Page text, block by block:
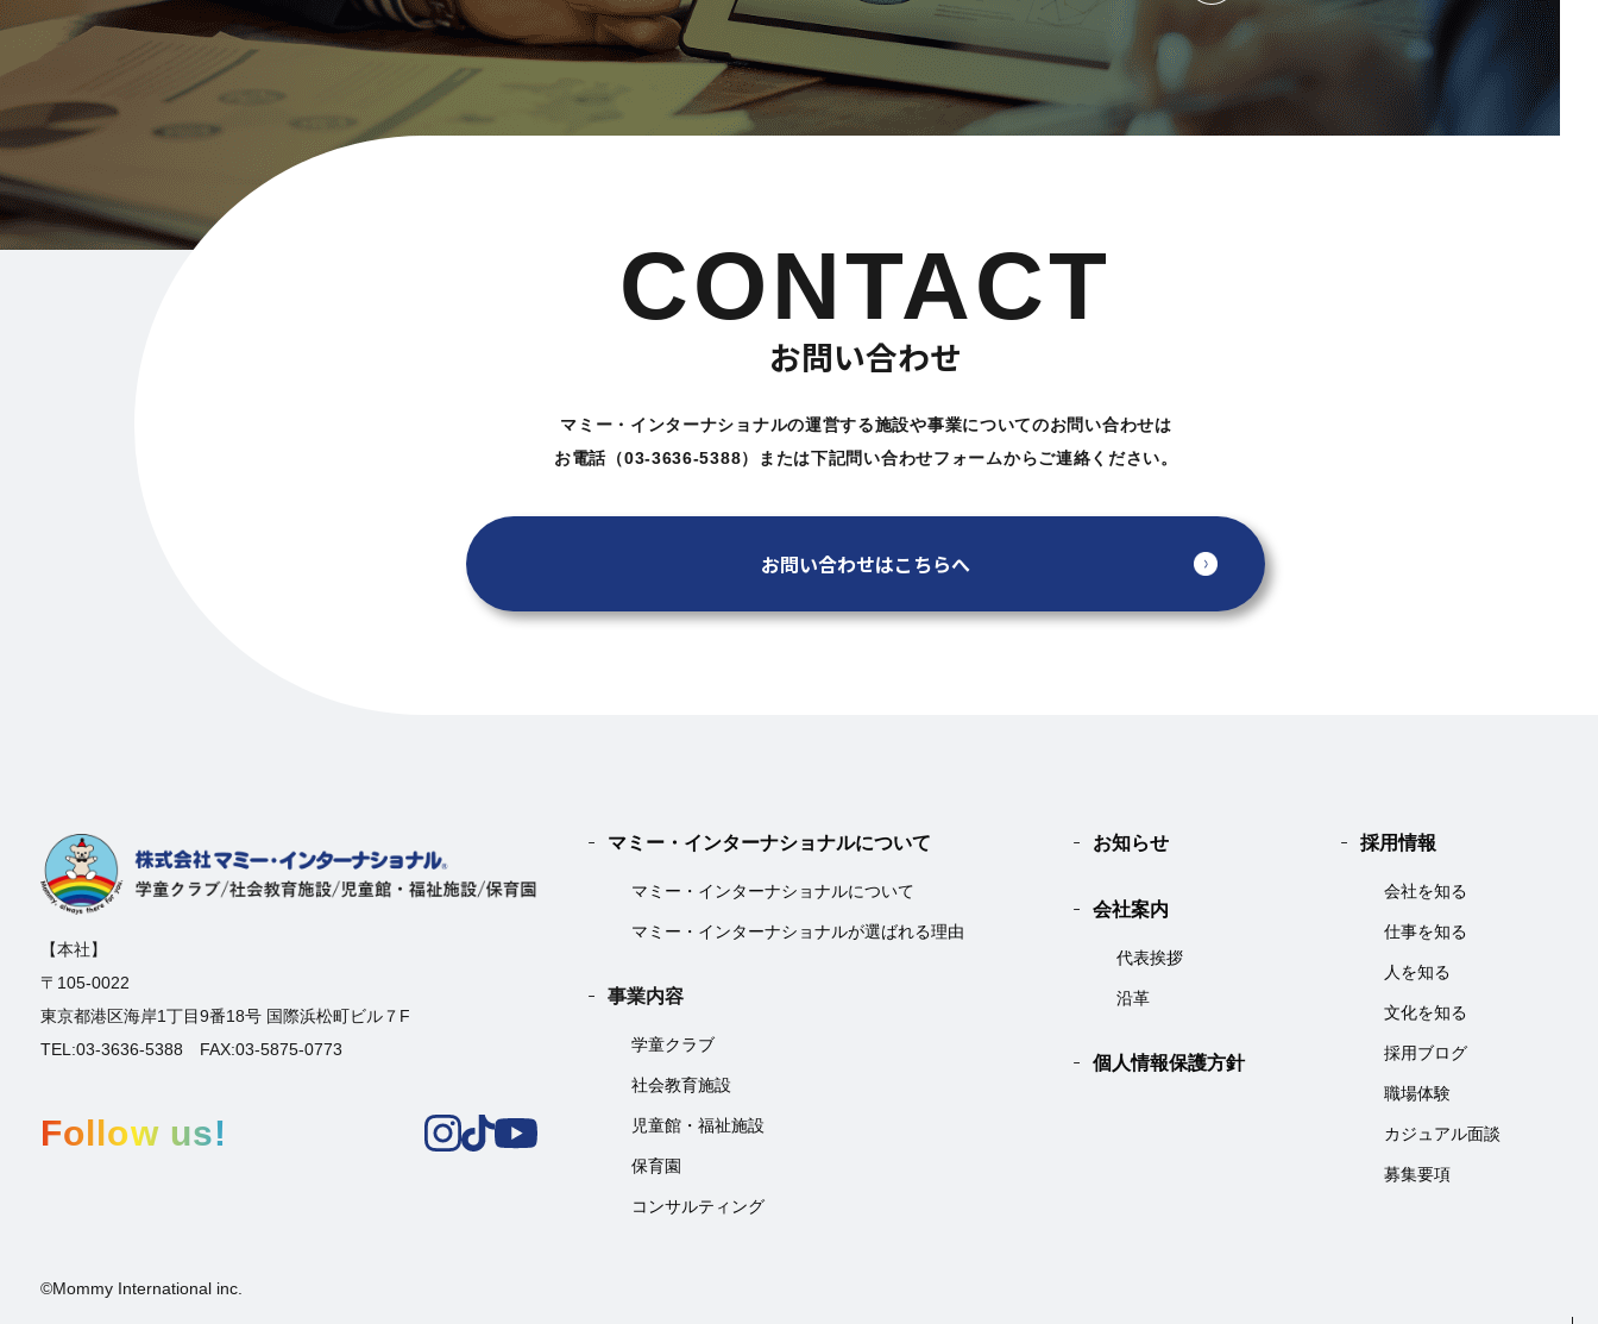
CONTACT
お問い合わせ
マミー・インターナショナルの運営する施設や事業についてのお問い合わせは
お電話（03-3636-5388）または下記問い合わせフォームからご連絡ください。
お問い合わせはこちらへ
【本社】
〒105-0022
東京都港区海岸1丁目9番18号 国際浜松町ビル７F
TEL:03-3636-5388 FAX:03-5875-0773
Follow us!
マミー・インターナショナルについて
マミー・インターナショナルについて
マミー・インターナショナルが選ばれる理由
事業内容
学童クラブ
社会教育施設
児童館・福祉施設
保育園
コンサルティング
お知らせ
会社案内
代表挨拶
沿革
個人情報保護方針
採用情報
会社を知る
仕事を知る
人を知る
文化を知る
採用ブログ
職場体験
カジュアル面談
募集要項
©Mommy International inc.